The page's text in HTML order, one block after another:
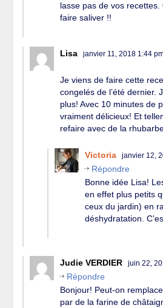
lasse pas de vos
faire saliver !!
Lisa janvier 11, 2018 1:44
Je viens de faire cette
congelés de l’été dernier.
plus! Avec 10 minutes de
vraiment délicieux! Et
refaire avec de la
Victoria janvier 12,
Répondre
Bonne idée Lisa!
en effet plus petits
ceux du jardin) en
déshydratation.
Judie VERDIER juin 22,
Répondre
Bonjour! Peut-on
par de la farine de